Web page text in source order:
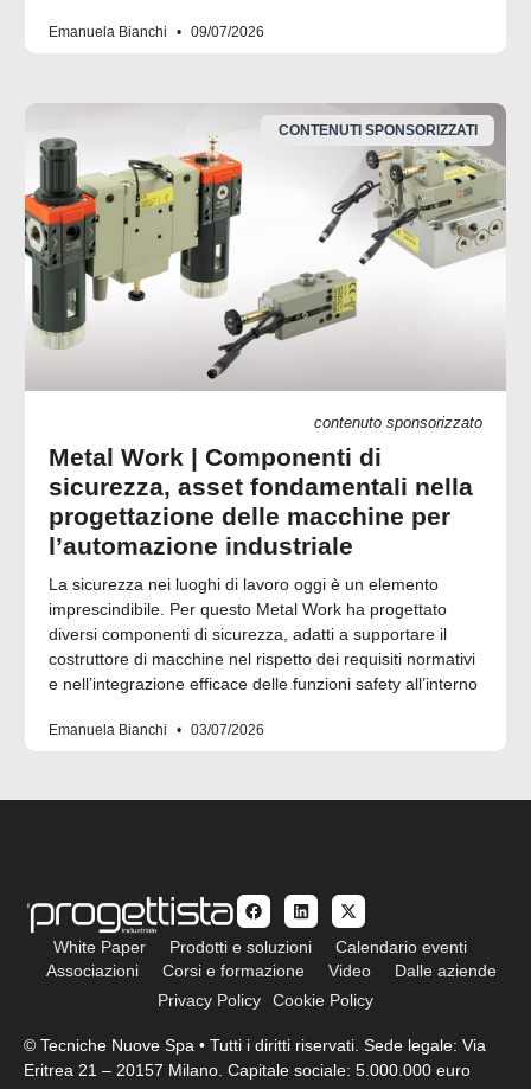
Emanuela Bianchi 09/07/2026
CONTENUTI SPONSORIZZATI
contenuto sponsorizzato
Metal Work | Componenti di
sicurezza, asset fondamentali nella
progettazione delle macchine per
l’automazione industriale
La sicurezza nei luoghi di lavoro oggi è un elemento
imprescindibile. Per questo Metal Work ha progettato
diversi componenti di sicurezza, adatti a supportare il
costruttore di macchine nel rispetto dei requisiti normativi
e nell’integrazione efficace delle funzioni safety all’interno
Emanuela Bianchi 03/07/2026
White Paper Prodotti e soluzioni
Calendario eventi
Associazioni
Corsi e formazione Video
Dalle aziende
Privacy Policy
Cookie Policy
© Tecniche Nuove Spa • Tutti i diritti riservati. Sede legale: Via
Eritrea 21 – 20157 Milano. Capitale sociale: 5.000.000 euro